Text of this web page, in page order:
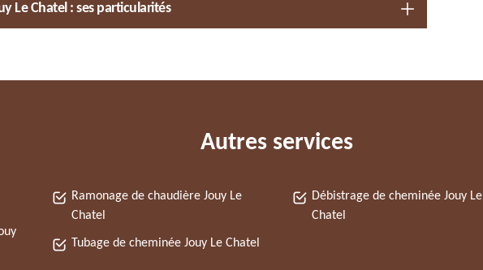
Le Chatel : ses particularités
Autres services
Ramonage de chaudière Jouy Le
Chatel
Tubage de cheminée Jouy Le Chatel
Débistrage de cheminée Jouy Le
Chatel